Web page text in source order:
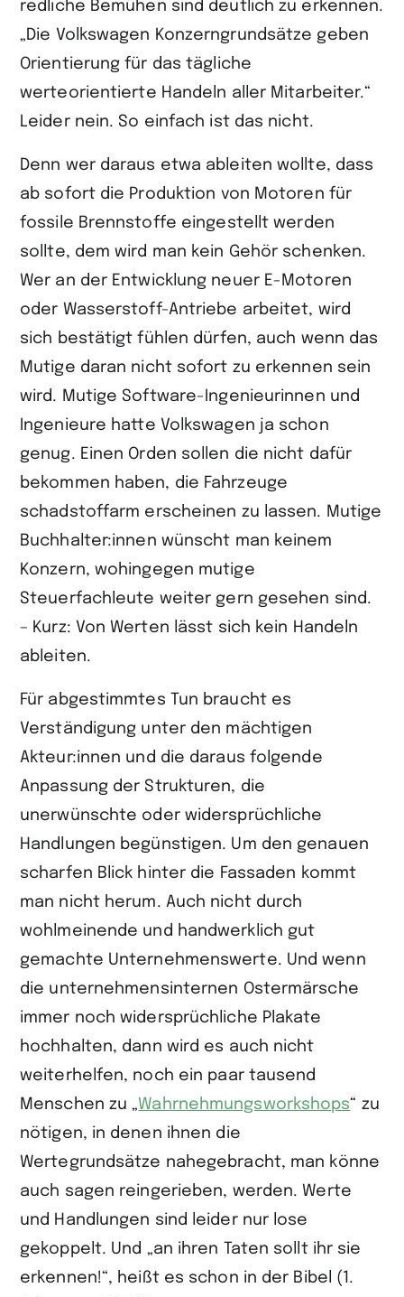
redliche Bemühen sind deutlich zu erkennen.
„Die Volkswagen Konzerngrundsätze geben
Orientierung für das tägliche
werteorientierte Handeln aller Mitarbeiter.“
Leider nein. So einfach ist das nicht.
Denn wer daraus etwa ableiten wollte, dass
ab sofort die Produktion von Motoren für
fossile Brennstoffe eingestellt werden
sollte, dem wird man kein Gehör schenken.
Wer an der Entwicklung neuer E-Motoren
oder Wasserstoff-Antriebe arbeitet, wird
sich bestätigt fühlen dürfen, auch wenn das
Mutige daran nicht sofort zu erkennen sein
wird. Mutige Software-Ingenieurinnen und
Ingenieure hatte Volkswagen ja schon
genug. Einen Orden sollen die nicht dafür
bekommen haben, die Fahrzeuge
schadstoffarm erscheinen zu lassen. Mutige
Buchhalter:innen wünscht man keinem
Konzern, wohingegen mutige
Steuerfachleute weiter gern gesehen sind.
– Kurz: Von Werten lässt sich kein Handeln
ableiten.
Für abgestimmtes Tun braucht es
Verständigung unter den mächtigen
Akteur:innen und die daraus folgende
Anpassung der Strukturen, die
unerwünschte oder widersprüchliche
Handlungen begünstigen. Um den genauen
scharfen Blick hinter die Fassaden kommt
man nicht herum. Auch nicht durch
wohlmeinende und handwerklich gut
gemachte Unternehmenswerte. Und wenn
die unternehmensinternen Ostermärsche
immer noch widersprüchliche Plakate
hochhalten, dann wird es auch nicht
weiterhelfen, noch ein paar tausend
Menschen zu „Wahrnehmungsworkshops“ zu
nötigen, in denen ihnen die
Wertegrundsätze nahegebracht, man könne
auch sagen reingerieben, werden. Werte
und Handlungen sind leider nur lose
gekoppelt. Und „an ihren Taten sollt ihr sie
erkennen!“, heißt es schon in der Bibel (1.